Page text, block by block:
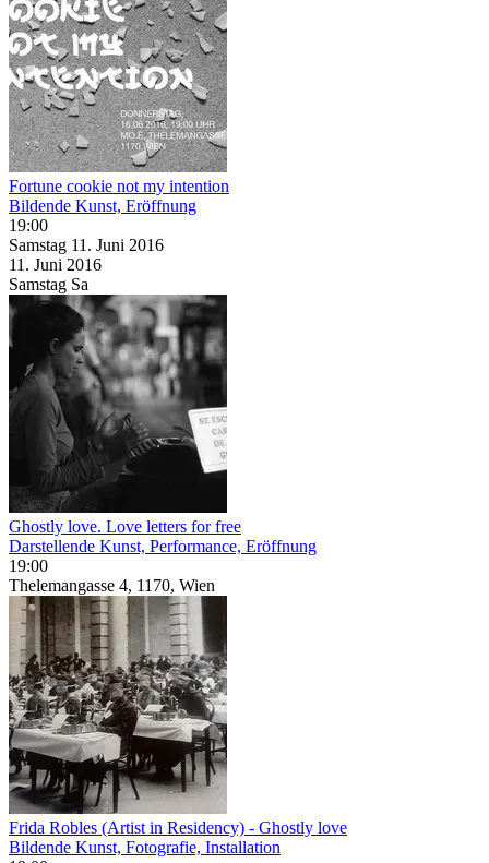
Fortune cookie not my intention
Bildende Kunst, Eröffnung
19:00
Samstag 11. Juni 2016
11. Juni 2016
Samstag Sa
Ghostly love. Love letters for free
Darstellende Kunst, Performance, Eröffnung
19:00
Thelemangasse 4, 1170, Wien
Frida Robles (Artist in Residency) - Ghostly love
Bildende Kunst, Fotografie, Installation